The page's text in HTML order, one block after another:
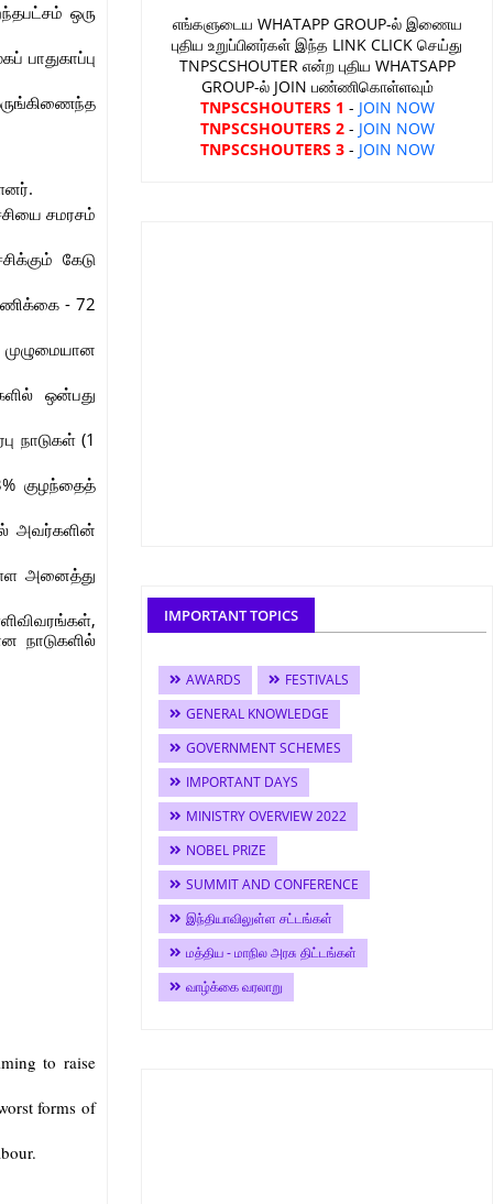
ஒரு
பாதுகாப்பு
சமரசம்
கேடு
- 72
ஒன்பது
நாடுகள் (1
குழந்தைத்
அவர்களின்
அனைத்து
நாடுகளில்
to raise
forms of
எங்களுடைய WHATAPP GROUP-ல் இணைய
புதிய உறுப்பினர்கள் இந்த LINK CLICK செய்து
TNPSCSHOUTER என்ற புதிய WHATSAPP
GROUP-ல் JOIN பண்ணிகொள்ளவும்
TNPSCSHOUTERS 1 - JOIN NOW
TNPSCSHOUTERS 2- JOIN NOW
TNPSCSHOUTERS 3- JOIN NOW
IMPORTANT TOPICS
AWARDS
FESTIVALS
GENERAL KNOWLEDGE
GOVERNMENT SCHEMES
IMPORTANT DAYS
MINISTRY OVERVIEW 2022
NOBEL PRIZE
SUMMIT AND CONFERENCE
இந்தியாவிலுள்ள சட்டங்கள்
மத்திய - மாநில அரசு திட்டங்கள்
வாழ்க்கை வரலாறு